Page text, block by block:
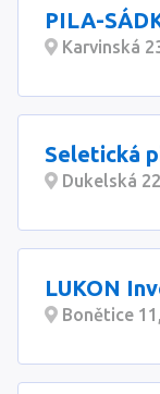
PILA-
Karvinská
Seletická
Dukelská
LUKON
Bonětice